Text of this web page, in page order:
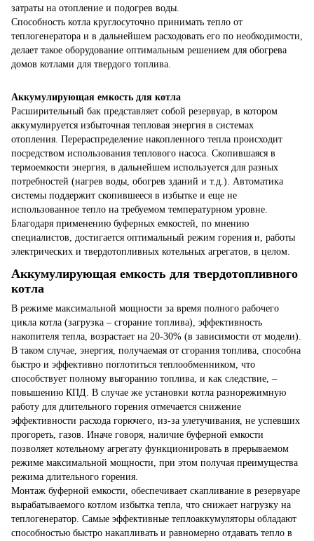
затраты на отопление и подогрев воды.
Способность котла круглосуточно принимать тепло от
теплогенератора и в дальнейшем расходовать его по необходимости,
делает такое оборудование оптимальным решением для обогрева
домов котлами для твердого топлива.
Аккумулирующая емкость для котла
Расширительный бак представляет собой резервуар, в котором
аккумулируется избыточная тепловая энергия в системах
отопления. Перераспределение накопленного тепла происходит
посредством использования теплового насоса. Скопившаяся в
термоемкости энергия, в дальнейшем используется для разных
потребностей (нагрев воды, обогрев зданий и т.д.). Автоматика
системы поддержит скопившееся в избытке и еще не
использованное тепло на требуемом температурном уровне.
Благодаря применению буферных емкостей, по мнению
специалистов, достигается оптимальный режим горения и, работы
электрических и твердотопливных котельных агрегатов, в целом.
Аккумулирующая емкость для твердотопливного
котла
В режиме максимальной мощности за время полного рабочего
цикла котла (загрузка – сгорание топлива), эффективность
накопителя тепла, возрастает на 20-30% (в зависимости от модели).
В таком случае, энергия, получаемая от сгорания топлива, способна
быстро и эффективно поглотиться теплообменником, что
способствует полному выгоранию топлива, и как следствие, –
повышению КПД. В случае же установки котла разнорежимную
работу для длительного горения отмечается снижение
эффективности расхода горючего, из-за улетучивания, не успевших
прогореть, газов. Иначе говоря, наличие буферной емкости
позволяет котельному агрегату функционировать в прерываемом
режиме максимальной мощности, при этом получая преимущества
режима длительного горения.
Монтаж буферной емкости, обеспечивает скапливание в резервуаре
вырабатываемого котлом избытка тепла, что снижает нагрузку на
теплогенератор. Самые эффективные теплоаккумуляторы обладают
способностью быстро накапливать и равномерно отдавать тепло в